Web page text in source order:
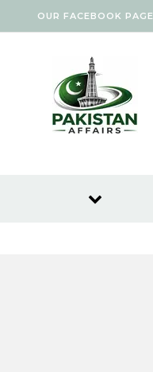
OUR FACEBOOK PAGE